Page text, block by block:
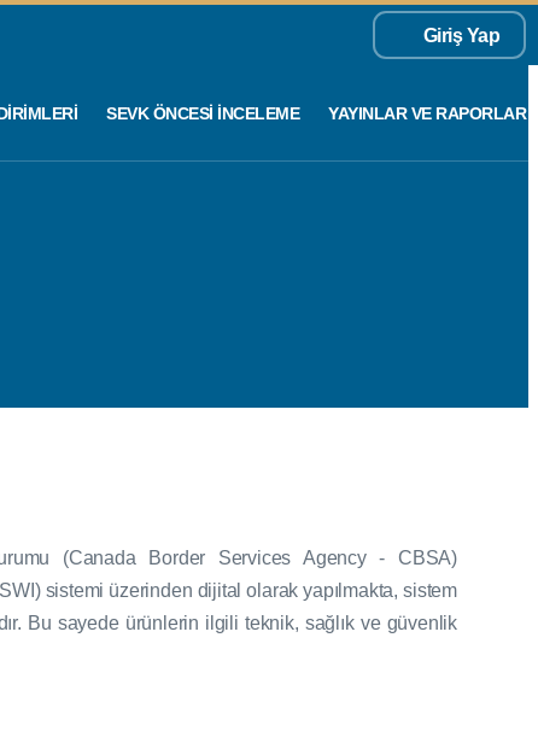
Giriş Yap
SEVK ÖNCESI İNCELEME YAYINLAR VE RAPORLAR
(Canada Border Services Agency - CBSA)
sistemi üzerinden dijital olarak yapılmakta, sistem
Bu sayede ürünlerin ilgili teknik, sağlık ve güvenlik